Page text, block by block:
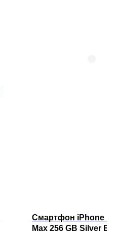
Смартфон iPhone 17
Max 256 GB Silver